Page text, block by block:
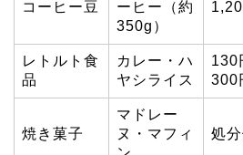
コーヒー豆
ーヒー（約
350g）
レトルト食
品
カレー・ハ
ヤシライス
130
300
焼き菓子
マドレー
ヌ・マフィ
処